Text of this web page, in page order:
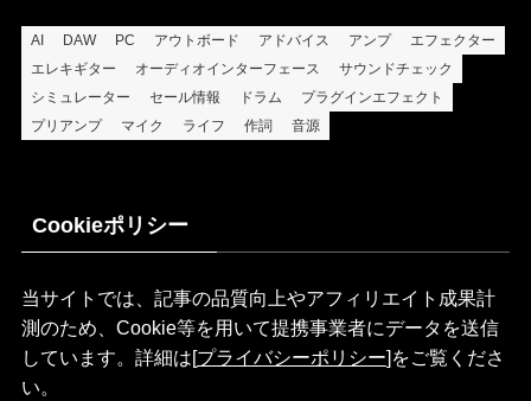
AI DAW PC アウトボード アドバイス アンプ
エフェクター
エレキギター
オーディオインターフェース
サウンドチェック
シミュレーター
セール情報 ドラム
プラグインエフェクト
プリアンプ
マイク ライフ 作詞 音源
Cookieポリシー
当サイトでは、記事の品質向上やアフィリエイト成果計
測のため、Cookie等を用いて提携事業者にデータを送信
しています。詳細は[プライバシーポリシー]をご覧くださ
い。